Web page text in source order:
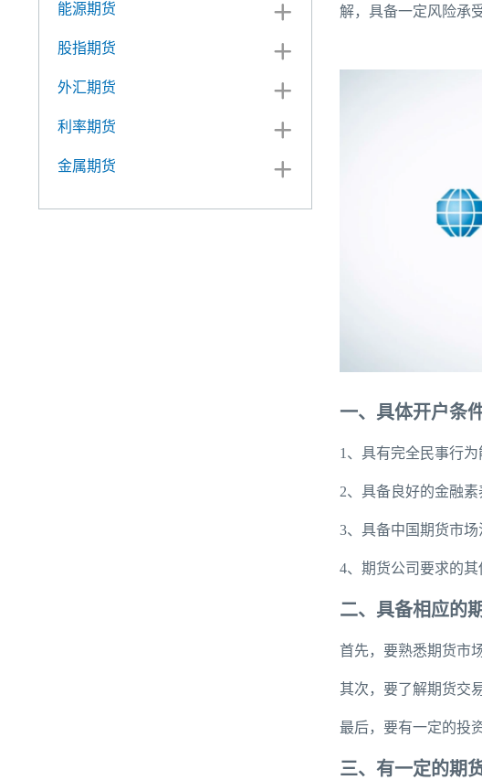
能源期货
股指期货
外汇期货
利率期货
金属期货
解，具备一定风险承
一、具体开户条
1、具有完全民事行为
2、具备良好的金融素
3、具备中国期货市场
4、期货公司要求的其
二、具备相应的
首先，要熟悉期货市
其次，要了解期货交
最后，要有一定的投
三、有一定的期